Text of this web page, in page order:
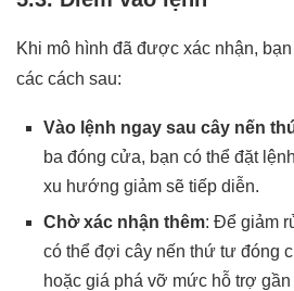
Khi mô hình đã được xác nhận,
các cách sau:
Vào lệnh ngay sau cây nến
ba đóng cửa, bạn có thể đặt
xu hướng giảm sẽ tiếp diễn.
Chờ xác nhận thêm: Để giảm
có thể đợi cây nến thứ tư đóng
hoặc giá phá vỡ mức hỗ trợ